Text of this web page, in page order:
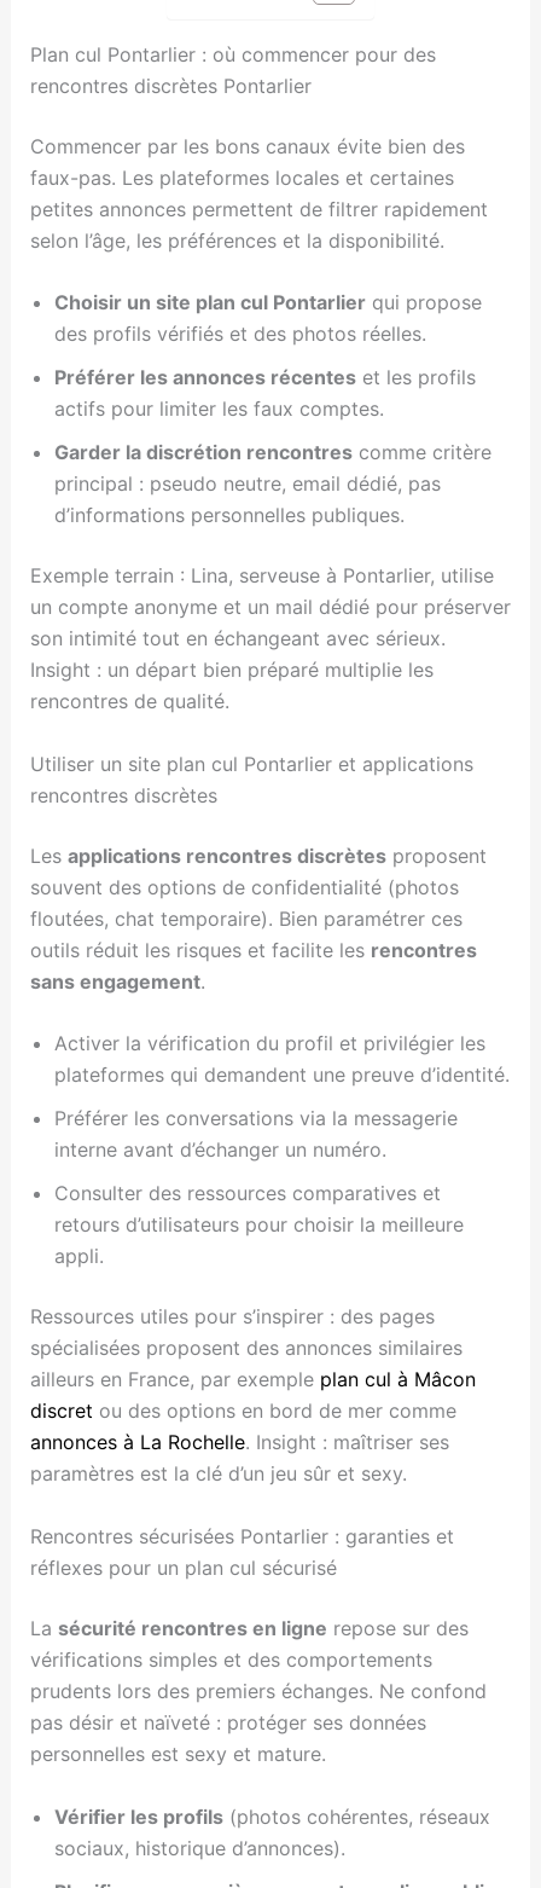
Plan cul Pontarlier : où commencer pour des
rencontres discrètes Pontarlier
Commencer par les bons canaux évite bien des
faux-pas. Les plateformes locales et certaines
petites annonces permettent de filtrer rapidement
selon l’âge, les préférences et la disponibilité.
Choisir un site plan cul Pontarlierqui propose
des profils vérifiés et des photos réelles.
Préférer les annonces récenteset les profils
actifs pour limiter les faux comptes.
Garder la discrétion rencontrescomme critère
principal : pseudo neutre, email dédié, pas
d’informations personnelles publiques.
Exemple terrain : Lina, serveuse à Pontarlier, utilise
un compte anonyme et un mail dédié pour préserver
son intimité tout en échangeant avec sérieux.
Insight : un départ bien préparé multiplie les
rencontres de qualité.
Utiliser un site plan cul Pontarlier et applications
rencontres discrètes
Les applications rencontres discrètesproposent
souvent des options de confidentialité (photos
floutées, chat temporaire). Bien paramétrer ces
outils réduit les risques et facilite les rencontres
sans engagement.
Activer la vérification du profil et privilégier les
plateformes qui demandent une preuve d’identité.
Préférer les conversations via la messagerie
interne avant d’échanger un numéro.
Consulter des ressources comparatives et
retours d’utilisateurs pour choisir la meilleure
appli.
Ressources utiles pour s’inspirer : des pages
spécialisées proposent des annonces similaires
ailleurs en France, par exemple plan cul à Mâcon
discret ou des options en bord de mer comme
annonces à La Rochelle. Insight : maîtriser ses
paramètres est la clé d’un jeu sûr et sexy.
Rencontres sécurisées Pontarlier : garanties et
réflexes pour un plan cul sécurisé
La sécurité rencontres en ligne repose sur des
vérifications simples et des comportements
prudents lors des premiers échanges. Ne confond
pas désir et naïveté : protéger ses données
personnelles est sexy et mature.
Vérifier les profils(photos cohérentes, réseaux
sociaux, historique d’annonces).